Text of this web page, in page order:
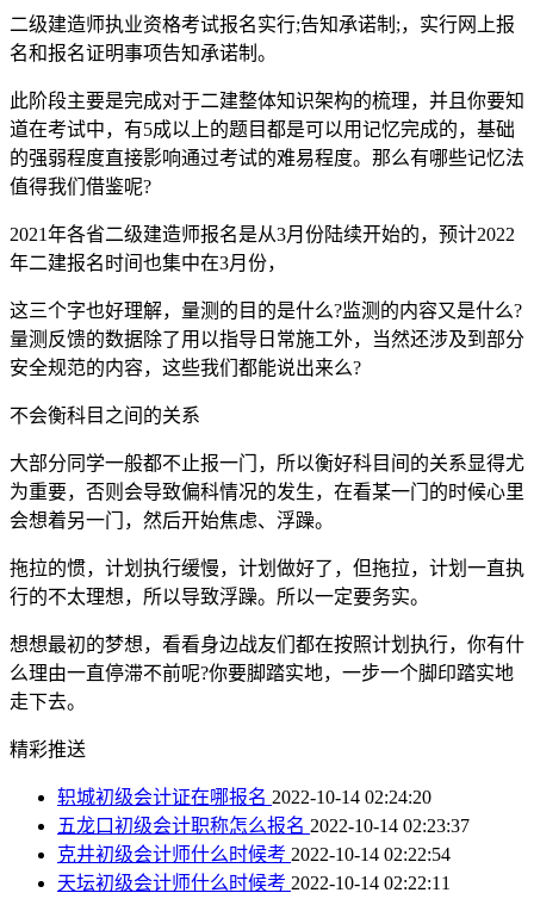
二级建造师执业资格考试报名实行;告知承诺制;，实行网上报
名和报名证明事项告知承诺制。
此阶段主要是完成对于二建整体知识架构的梳理，并且你要知
道在考试中，有5成以上的题目都是可以用记忆完成的，基础
的强弱程度直接影响通过考试的难易程度。那么有哪些记忆法
值得我们借鉴呢?
2021年各省二级建造师报名是从3月份陆续开始的，预计2022
年二建报名时间也集中在3月份，
这三个字也好理解，量测的目的是什么?监测的内容又是什么?
量测反馈的数据除了用以指导日常施工外，当然还涉及到部分
安全规范的内容，这些我们都能说出来么?
不会衡科目之间的关系
大部分同学一般都不止报一门，所以衡好科目间的关系显得尤
为重要，否则会导致偏科情况的发生，在看某一门的时候心里
会想着另一门，然后开始焦虑、浮躁。
拖拉的惯，计划执行缓慢，计划做好了，但拖拉，计划一直执
行的不太理想，所以导致浮躁。所以一定要务实。
想想最初的梦想，看看身边战友们都在按照计划执行，你有什
么理由一直停滞不前呢?你要脚踏实地，一步一个脚印踏实地
走下去。
精彩推送
轵城初级会计证在哪报名 2022-10-14 02:24:20
五龙口初级会计职称怎么报名 2022-10-14 02:23:37
克井初级会计师什么时候考 2022-10-14 02:22:54
天坛初级会计师什么时候考 2022-10-14 02:22:11